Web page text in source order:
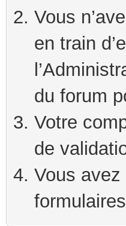
Vous
en train
du forum
Votre
de
Vous